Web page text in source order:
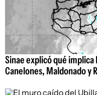
Sinae explicó qué implica
Canelones, Maldonado y